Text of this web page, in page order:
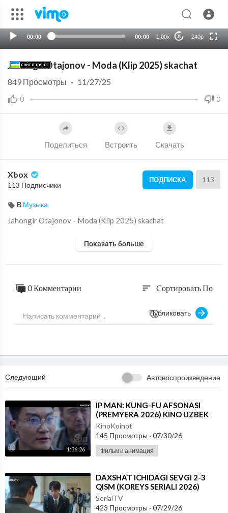
00:00 00:00 1.00x 10 240p
HD
Jahongir Otajonov - Moda (Klip 2025) skachat
0 0
849 Просмотры · 11/27/25
Поделиться Встроить Скачать
Xbox
113 Подписчики
ПОДПИСКА 113
В Музыка
Jahongir Otajonov - Moda (Klip 2025) skachat
Показать больше
0 Комментарии sort Сортировать По
Публиковать
Следующий Автовоспроизведение
1:36:26
⁣IP MAN: KUNG-FU AFSONASI
(PREMYERA 2026) KINO UZBEK
TILIDA - SKACHAT
KinoKoinot
145 Просмотры · 07/30/26
Фильм и анимация
⁣DAXSHAT ICHIDAGI SEVGI 2-3
QISM (KOREYS SERIALI 2026)
UZBEK TILIDA - SKACHAT
SerialTV
423 Просмотры · 07/29/26